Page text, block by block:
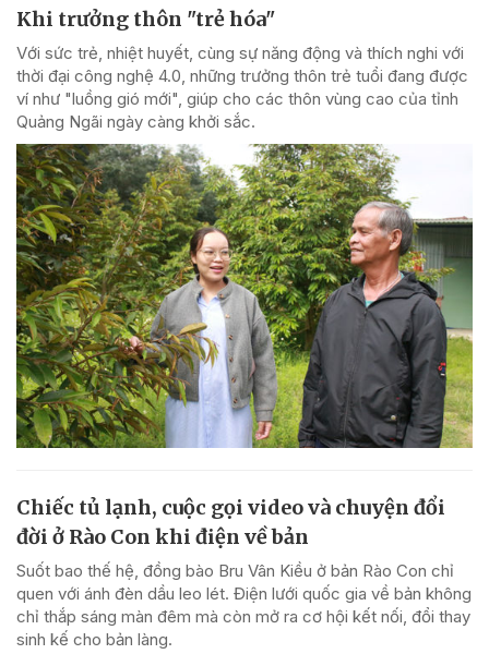
Khi trưởng thôn "trẻ hóa"
Với sức trẻ, nhiệt huyết, cùng sự năng động và thích nghi với
thời đại công nghệ 4.0, những trưởng thôn trẻ tuổi đang được
ví như "luồng gió mới", giúp cho các thôn vùng cao của tỉnh
Quảng Ngãi ngày càng khởi sắc.
Chiếc tủ lạnh, cuộc gọi video và chuyện đổi
đời ở Rào Con khi điện về bản
Suốt bao thế hệ, đồng bào Bru Vân Kiều ở bản Rào Con chỉ
quen với ánh đèn dầu leo lét. Điện lưới quốc gia về bản không
chỉ thắp sáng màn đêm mà còn mở ra cơ hội kết nối, đổi thay
sinh kế cho bản làng.